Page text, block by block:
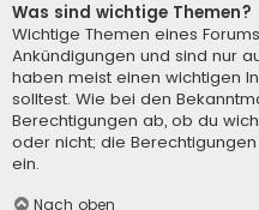
Was sind wichtige Themen?
Wichtige Themen eines
Ankündigungen und sind nur
haben meist einen wichtigen
solltest. Wie bei den
Berechtigungen ab, ob du
oder nicht; die
ein.
Nach oben